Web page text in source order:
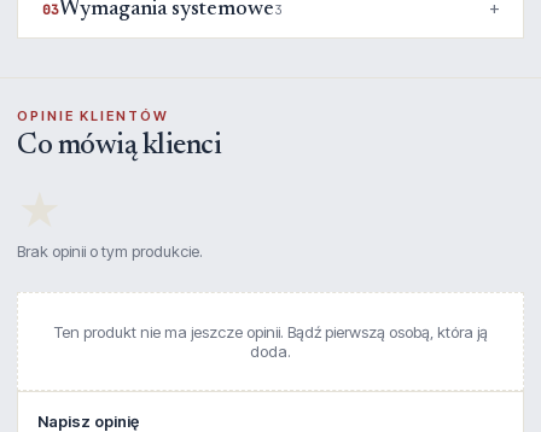
03Wymagania systemowe3
OPINIE KLIENTÓW
Co mówią klienci
Brak opinii o tym produkcie.
Ten produkt nie ma jeszcze opinii. Bądź pierwszą osobą, która ją
doda.
Napisz opinię